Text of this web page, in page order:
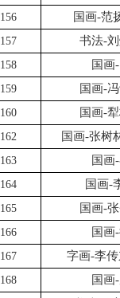
156 国画-范
157 书法-
158 国画
159 国画-
160 国画-
162 国画-张树
163 国画
164 国画-
165 国画-
166 国画
167 字画-李
168 国画